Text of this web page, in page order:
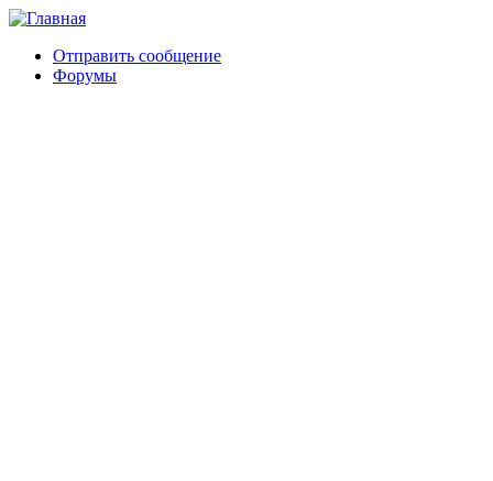
Отправить сообщение
Форумы